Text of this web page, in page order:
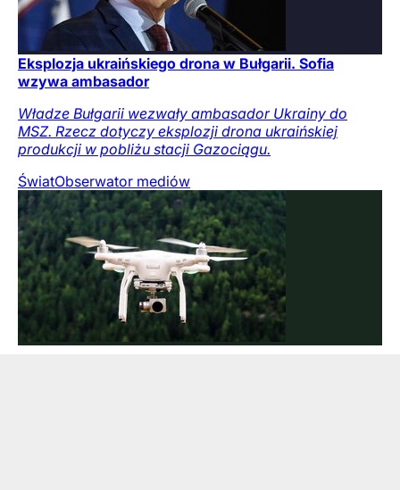
Eksplozja ukraińskiego drona w Bułgarii. Sofia
wzywa ambasador
Władze Bułgarii wezwały ambasador Ukrainy do
MSZ. Rzecz dotyczy eksplozji drona ukraińskiej
produkcji w pobliżu stacji Gazociągu.
ŚwiatObserwator mediów